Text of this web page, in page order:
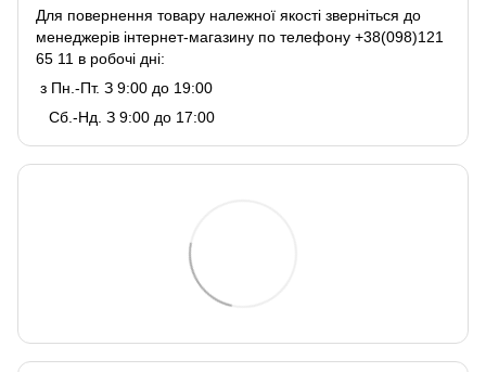
Для повернення товару належної якості зверніться до
менеджерів інтернет-магазину по телефону +38(098)121
65 11 в робочі дні:
з Пн.-Пт. З 9:00 до 19:00
Сб.-Нд. З 9:00 до 17:00